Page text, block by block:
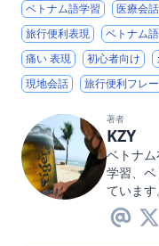
ベトナム語学習 医療会
旅行便利表現
ベトナム語
痛い 表現
初心者向け
現地会話
旅行便利フレ
著者
KZY
ベトナ
学習、
ています